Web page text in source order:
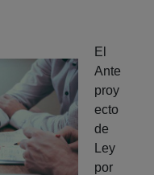
El
Ante
proy
ecto
de
Ley
por